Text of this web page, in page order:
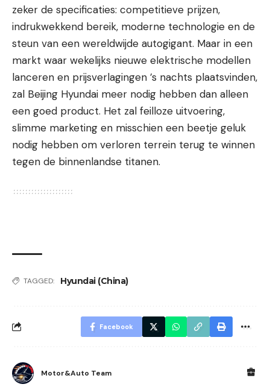
zeker de specificaties: competitieve prijzen,
indrukwekkend bereik, moderne technologie en de
steun van een wereldwijde autogigant. Maar in een
markt waar wekelijks nieuwe elektrische modellen
lanceren en prijsverlagingen ’s nachts plaatsvinden,
zal Beijing Hyundai meer nodig hebben dan alleen
een goed product. Het zal feilloze uitvoering,
slimme marketing en misschien een beetje geluk
nodig hebben om verloren terrein terug te winnen
tegen de binnenlandse titanen.
TAGGED: Hyundai (China)
Facebook
Motor&Auto Team